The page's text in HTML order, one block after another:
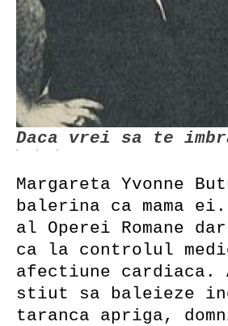
Daca vrei sa te
Margareta Yvonne
balerina ca mama
al Operei Romane
ca la controlul
afectiune
stiut sa baleieze
taranca apriga,